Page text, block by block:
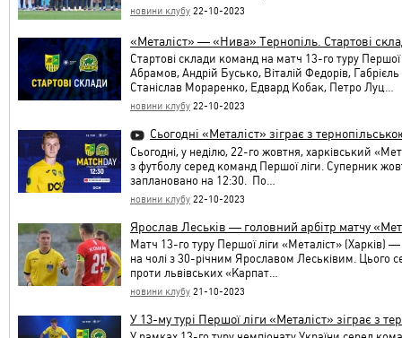
новини клубу 22-10-2023
«Металіст» — «Нива» Тернопіль. Стартові
Стартові склади команд на матч 13-го туру
Абрамов, Андрій Бусько, Віталій Федорів,
Станіслав Мораренко, Едвард Кобак, Петро Луц…
новини клубу 22-10-2023
Сьогодні «Металіст» зіграє з
Сьогодні, у неділю, 22-го жовтня, харківський
з футболу серед команд Першої ліги. Суперник
заплановано на 12:30. По…
новини клубу 22-10-2023
Ярослав Леськів — головний арбітр матчу
Матч 13-го туру Першої ліги «Металіст» (Харків)
на чолі з 30-річним Ярославом Леськівим. Цього
проти львівських «Карпат…
новини клубу 21-10-2023
У 13-му турі Першої ліги «Металіст» зіграє з